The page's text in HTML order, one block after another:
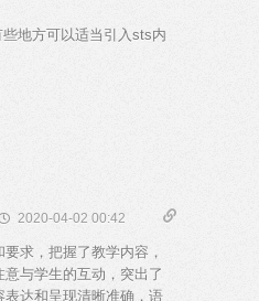
地方可以适当引入sts内
2020-04-02 00:42
求，把握了教学内容，
与学生的互动，突出了
达和呈现清晰准确，语